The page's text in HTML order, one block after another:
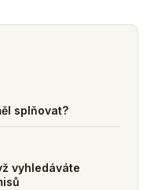
splňovat?
vyhledáváte